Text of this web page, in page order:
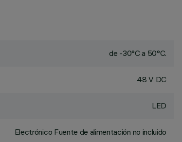
de -30°C a 50°C.
48 V DC
LED
Electrónico Fuente de alimentación no incluido